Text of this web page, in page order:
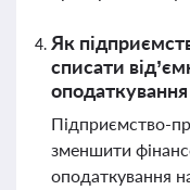
Як
списати
оподаткування
Підприємство-
зменшити
оподаткування